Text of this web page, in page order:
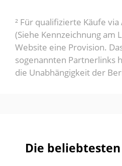
² Für qualifizierte Käufe
(Siehe Kennzeichnung am
Website eine Provision.
sogenannten Partnerlinks
die Unabhängigkeit der
Die